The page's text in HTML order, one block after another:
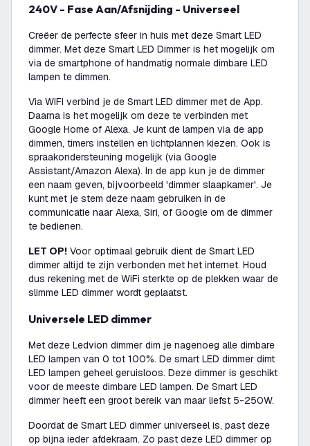
240V - Fase Aan/Afsnijding - Universeel
Creëer de perfecte sfeer in huis met deze Smart LED
dimmer. Met deze Smart LED Dimmer is het mogelijk om
via de smartphone of handmatig normale dimbare LED
lampen te dimmen.
Via WIFI verbind je de Smart LED dimmer met de App.
Daarna is het mogelijk om deze te verbinden met
Google Home of Alexa. Je kunt de lampen via de app
dimmen, timers instellen en lichtplannen kiezen. Ook is
spraakondersteuning mogelijk (via Google
Assistant/Amazon Alexa). In de app kun je de dimmer
een naam geven, bijvoorbeeld 'dimmer slaapkamer'. Je
kunt met je stem deze naam gebruiken in de
communicatie naar Alexa, Siri, of Google om de dimmer
te bedienen.
LET OP! Voor optimaal gebruik dient de Smart LED
dimmer altijd te zijn verbonden met het internet. Houd
dus rekening met de WiFi sterkte op de plekken waar de
slimme LED dimmer wordt geplaatst.
Universele LED dimmer
Met deze Ledvion dimmer dim je nagenoeg alle dimbare
LED lampen van 0 tot 100%. De smart LED dimmer dimt
LED lampen geheel geruisloos. Deze dimmer is geschikt
voor de meeste dimbare LED lampen. De Smart LED
dimmer heeft een groot bereik van maar liefst 5-250W.
Doordat de Smart LED dimmer universeel is, past deze
op bijna ieder afdekraam. Zo past deze LED dimmer op